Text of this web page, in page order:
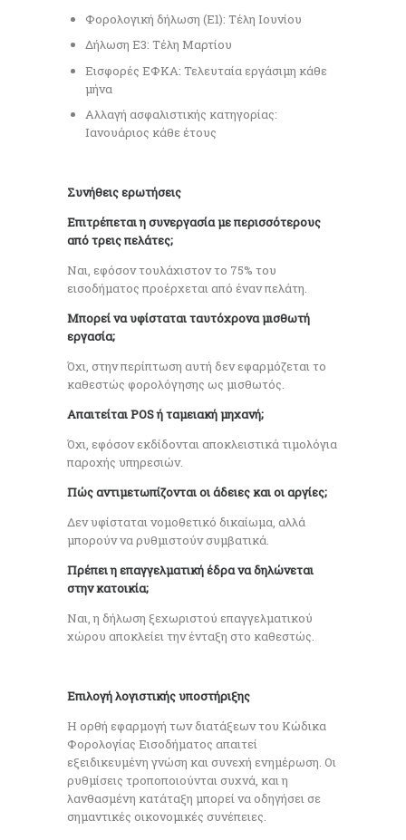
Φορολογική δήλωση (Ε1): Τέλη Ιουνίου
Δήλωση Ε3: Τέλη Μαρτίου
Εισφορές ΕΦΚΑ: Τελευταία εργάσιμη κάθε
μήνα
Αλλαγή ασφαλιστικής κατηγορίας:
Ιανουάριος κάθε έτους
Συνήθεις ερωτήσεις
Επιτρέπεται η συνεργασία με περισσότερους
από τρεις πελάτες;
Ναι, εφόσον τουλάχιστον το 75% του
εισοδήματος προέρχεται από έναν πελάτη.
Μπορεί να υφίσταται ταυτόχρονα μισθωτή
εργασία;
Όχι, στην περίπτωση αυτή δεν εφαρμόζεται το
καθεστώς φορολόγησης ως μισθωτός.
Απαιτείται POS ή ταμειακή μηχανή;
Όχι, εφόσον εκδίδονται αποκλειστικά τιμολόγια
παροχής υπηρεσιών.
Πώς αντιμετωπίζονται οι άδειες και οι αργίες;
Δεν υφίσταται νομοθετικό δικαίωμα, αλλά
μπορούν να ρυθμιστούν συμβατικά.
Πρέπει η επαγγελματική έδρα να δηλώνεται
στην κατοικία;
Ναι, η δήλωση ξεχωριστού επαγγελματικού
χώρου αποκλείει την ένταξη στο καθεστώς.
Επιλογή λογιστικής υποστήριξης
Η ορθή εφαρμογή των διατάξεων του Κώδικα
Φορολογίας Εισοδήματος απαιτεί
εξειδικευμένη γνώση και συνεχή ενημέρωση. Οι
ρυθμίσεις τροποποιούνται συχνά, και η
λανθασμένη κατάταξη μπορεί να οδηγήσει σε
σημαντικές οικονομικές συνέπειες.